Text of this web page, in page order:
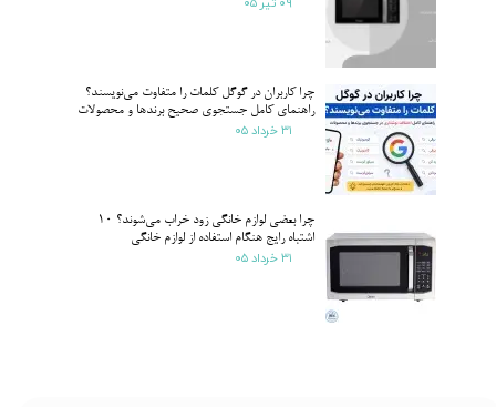
چرا کاربران در گوگل کلمات را متفاوت می‌نویسند؟
راهنمای کامل جستجوی صحیح برندها و محصولات
۳۱ خرداد ۰۵
چرا بعضی لوازم خانگی زود خراب می‌شوند؟ 10
اشتباه رایج هنگام استفاده از لوازم خانگی
۳۱ خرداد ۰۵